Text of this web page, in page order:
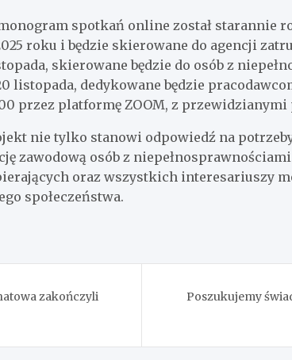
spotkań online został starannie
roku i będzie skierowane do agencji
skierowane będzie do osób z
listopada, dedykowane będzie
przez platformę ZOOM, z
nie tylko stanowi odpowiedź na
zawodową osób z
oraz wszystkich interesariuszy
społeczeństwa.
zakończyli
Poszukujemy